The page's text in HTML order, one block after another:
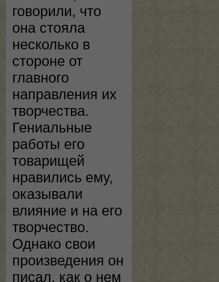
говорили, что
она стояла
несколько в
стороне от
главного
направления их
творчества.
Гениальные
работы его
товарищей
нравились ему,
оказывали
влияние и на его
творчество.
Однако свои
произведения он
писал, как о нем